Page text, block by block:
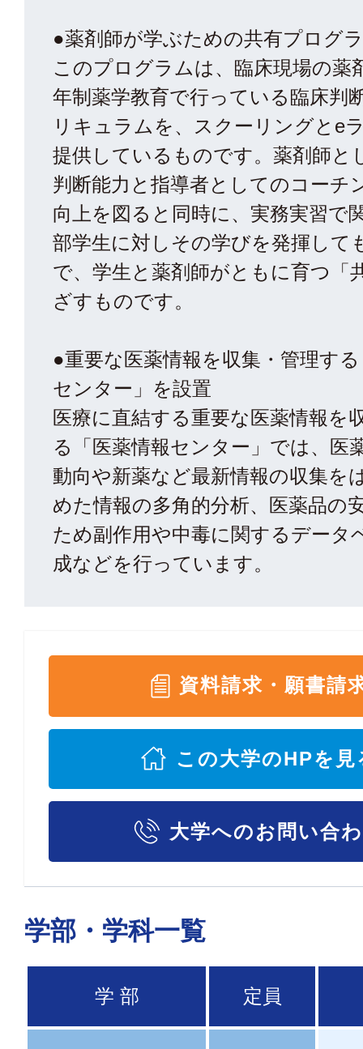
●薬剤師が学ぶための共有プログ
このプログラムは、臨床現場の薬
年制薬学教育で行っている臨床判
リキュラムを、スクーリングとe
提供しているものです。薬剤師と
判断能力と指導者としてのコーチ
向上を図ると同時に、実務実習で
部学生に対しその学びを発揮して
で、学生と薬剤師がともに育つ「
ざすものです。
●重要な医薬情報を収集・管理す
センター」を設置
医療に直結する重要な医薬情報を
る「医薬情報センター」では、医
動向や新薬など最新情報の収集を
めた情報の多角的分析、医薬品の
ため副作用や中毒に関するデータ
成などを行っています。
資料請求・願書請
この大学のHPを見
大学へのお問い合
学部・学科一覧
学 部 定員